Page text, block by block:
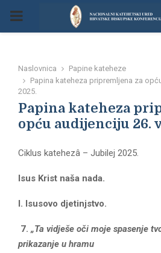
P
M
A
R
M
Naslovnica
Papine kateheze
Papina kateheza pripremljena za
2025.
Papina kateheza
opću audijenciju 26.
Ciklus katehezâ – Jubilej 2025.
Isus Krist naša nada.
I. Isusovo djetinjstvo.
7. „Ta vidješe oči moje spasenje
prikazanje u hramu